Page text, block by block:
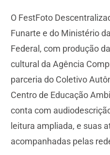
O FestFoto
Funarte e do Ministério
Federal, com produção
cultural da Agência
parceria do Coletivo
Centro de Educação
conta com
leitura ampliada, e suas
acompanhadas pelas